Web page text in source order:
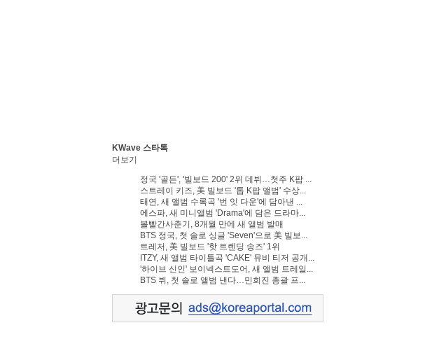
KWave 스타톡
더보기
정국 '골든', '빌보드 200' 2위 데뷔…첫주 K팝 ...
스트레이 키즈, 美 빌보드 '톱 K팝 앨범' 수상...
태연, 새 앨범 수록곡 '번 잇 다운'에 담아낸 ...
에스파, 새 미니앨범 'Drama'에 담은 드라마...
볼빨간사춘기, 8개월 만에 새 앨범 발매
BTS 정국, 첫 솔로 싱글 'Seven'으로 美 빌보...
트레저, 美 빌보드 '핫 트렌딩 송즈' 1위
ITZY, 새 앨범 타이틀곡 'CAKE' 뮤비 티저 공개...
'하이브 신인' 보이넥스트도어, 새 앨범 트레일...
BTS 뷔, 첫 솔로 앨범 낸다…민희진 총괄 프...